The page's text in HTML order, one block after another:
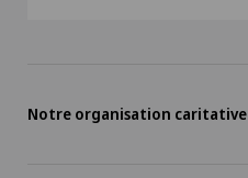
Privatklinik Belair
Notre organisation caritative